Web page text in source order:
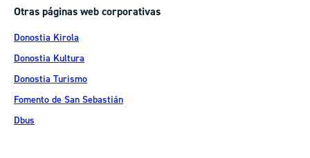
Otras páginas web corporativas
Donostia Kirola
Donostia Kultura
Donostia Turismo
Fomento de San Sebastián
Dbus